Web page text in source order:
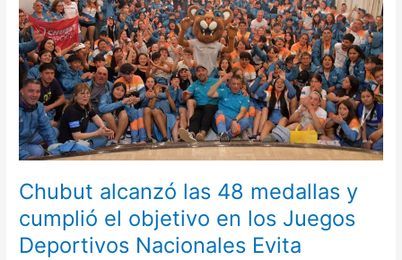
Chubut alcanzó las 48 medallas y
cumplió el objetivo en los Juegos
Deportivos Nacionales Evita
48
medallas
y
cumplió
el
objetivo
en
los
Deportivos
Nacionales
Evita